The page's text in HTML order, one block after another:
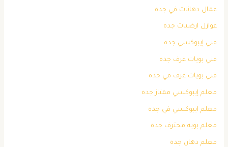
عمال دهانات في جده
عوازل ارضيات جده
فني إيبوكسي جده
فني بويات غرف جده
فني بويات غرف في جده
معلم إيبوكسي ممتاز جده
معلم ايبوكسي في جده
معلم بويه محترف جده
معلم دهان جده